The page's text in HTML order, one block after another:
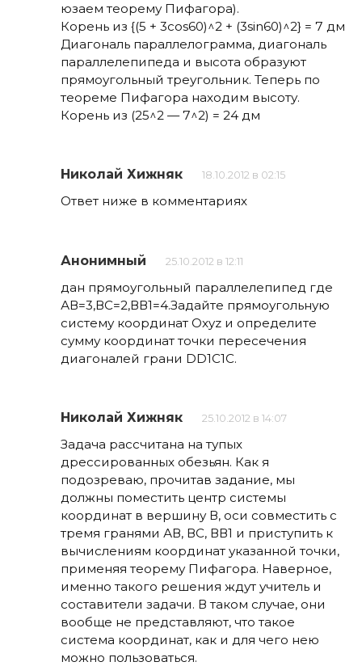
юзаем теорему Пифагора).
Корень из {(5 + 3cos60)^2 + (3sin60)^2} = 7 дм
Диагональ параллелограмма, диагональ
параллелепипеда и высота образуют
прямоугольный треугольник. Теперь по
теореме Пифагора находим высоту.
Корень из (25^2 — 7^2) = 24 дм
Николай Хижняк 18.10.2012 в 02:15
Ответ ниже в комментариях
Анонимный 25.10.2012 в 12:11
дан прямоугольный параллелепипед где
АВ=3,ВС=2,ВВ1=4.Задайте прямоугольную
систему координат Oxyz и определите
сумму координат точки пересечения
диагоналей грани DD1C1C.
Николай Хижняк 25.10.2012 в 14:07
Задача рассчитана на тупых
дрессированных обезьян. Как я
подозреваю, прочитав задание, мы
должны поместить центр системы
координат в вершину В, оси совместить с
тремя гранями АВ, ВС, ВВ1 и приступить к
вычислениям координат указанной точки,
применяя теорему Пифагора. Наверное,
именно такого решения ждут учитель и
составители задачи. В таком случае, они
вообще не представляют, что такое
система координат, как и для чего нею
можно пользоваться.